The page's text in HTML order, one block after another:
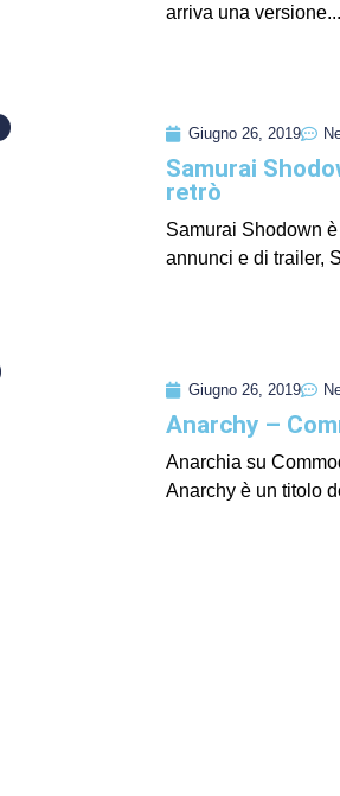
arriva una versione...
Giugno 26, 2019
Samurai
retrò
Samurai Shodown
annunci e di trailer,
Giugno 26, 2019
Anarchy –
Anarchia su
Anarchy è un titolo